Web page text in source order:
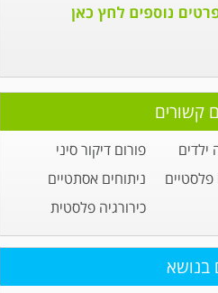
קשורים
ילדים
פורום דיקור סיני
פלסטיים
ניתוחים אסתטיים
כירורגיה פלסטית
בנושא